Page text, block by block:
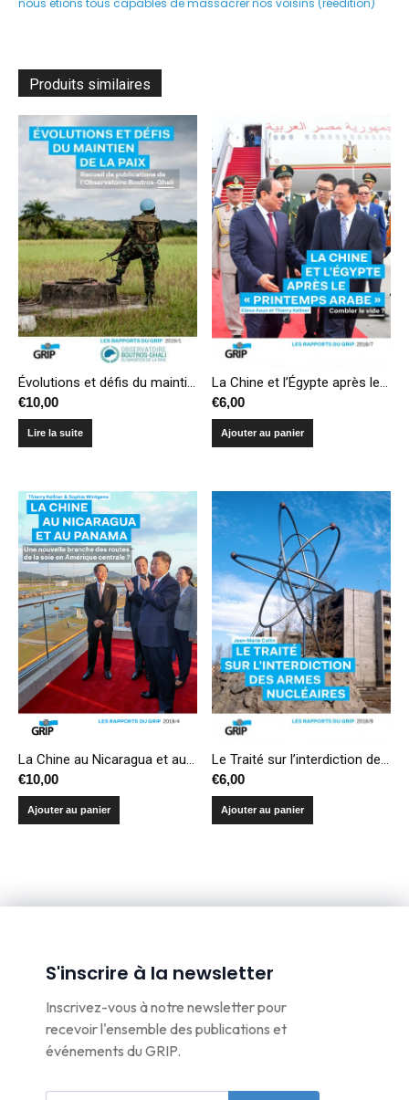
Produits similaires
Évolutions et défis du maintien de la paix. Recueil de publications de l’Observatoire Boutros-Ghali
€10,00
Lire la suite
La Chine et l’Égypte après le « Printemps arabe » – Combler le vide ?
€6,00
Ajouter au panier
La Chine au Nicaragua et au Panama : une nouvelle branche des routes de la soie en Amérique centrale ?
€10,00
Ajouter au panier
Le Traité sur l’interdiction des armes nucléaires
€6,00
Ajouter au panier
S'inscrire à la newsletter
Inscrivez-vous à notre newsletter pour
recevoir l'ensemble des publications et
événements du GRIP.